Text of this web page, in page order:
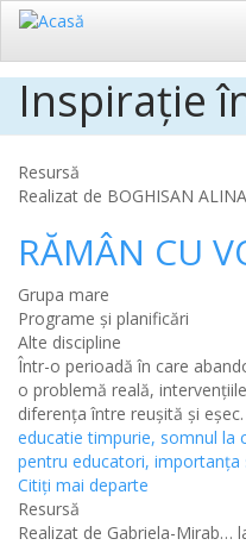
Sari
conținutul
Inspirație
Resursă
Realizat de BOGHISAN ALINA
RĂMÂN CU
Grupa mare
Programe și planificări
Alte discipline
Într-o perioadă în care
o problemă reală,
diferența între reușită și eșec.
educatie timpurie, somnul la
pentru educatori, importanța
Citiţi mai departe
Resursă
Realizat de Gabriela-Mirab…